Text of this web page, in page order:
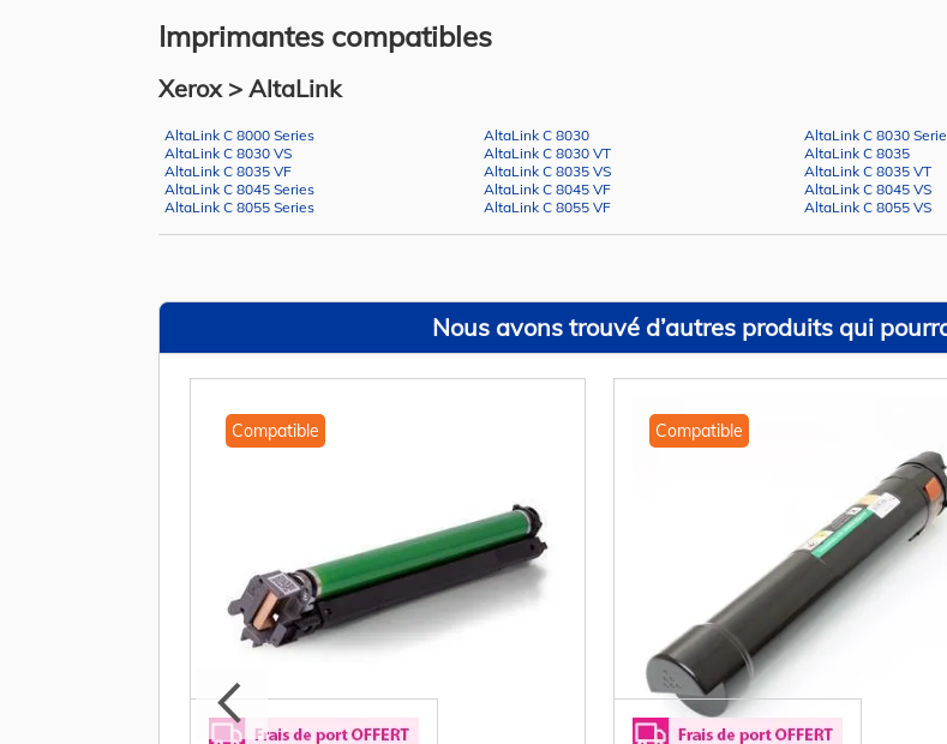
Imprimantes compatibles
Xerox > AltaLink
AltaLink C 8000 Series AltaLink C 8030 AltaLink C 8030
AltaLink C 8030 VS
AltaLink C 8030 VT AltaLink C 8035
AltaLink C 8035 VF
AltaLink C 8035 VS AltaLink C 8035 VT
AltaLink C 8045 Series
AltaLink C 8045 VF AltaLink C 8045 VS
AltaLink C 8055 Series
AltaLink C 8055 VF AltaLink C 8055 VS
Nous avons trouvé d’autres produits qui
Compatible Compatible